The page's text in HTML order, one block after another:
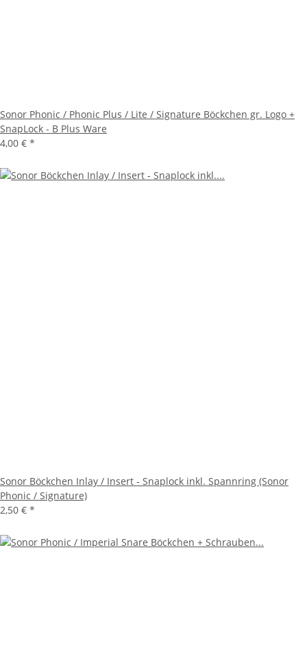
Sonor Phonic / Phonic Plus / Lite / Signature Böckchen gr. Logo +
SnapLock - B Plus Ware
4,00 € *
Sonor Böckchen Inlay / Insert - Snaplock inkl. Spannring (Sonor
Phonic / Signature)
2,50 € *